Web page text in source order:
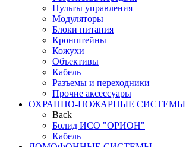
Пульты управления
Модуляторы
Блоки питания
Кронштейны
Кожухи
Объективы
Кабель
Разъемы и переходники
Прочие аксессуары
ОХРАННО-ПОЖАРНЫЕ СИСТЕМЫ
Back
Болид ИСО "ОРИОН"
Кабель